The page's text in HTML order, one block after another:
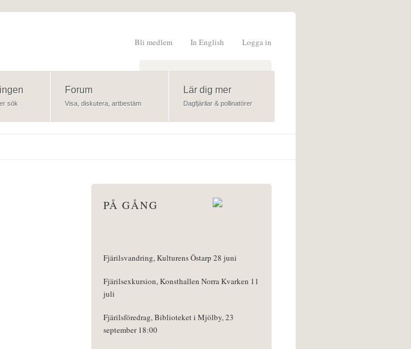
Logga in
In English
Bli medlem
Sökformulär
sök
Forum
Visa, diskutera, artbestäm
Lär dig mer
Dagfjärilar & pollinatörer
PÅ GÅNG
Fjärilsvandring, Kulturens Östarp 28 juni
Fjärilsexkursion, Konsthallen Norra Kvarken 11
juli
Fjärilsföredrag, Biblioteket i Mjölby, 23
september 18:00